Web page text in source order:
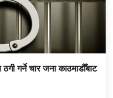
गर्ने चार जना काठमाडौँबाट